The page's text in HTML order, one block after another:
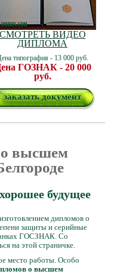
СМОТРЕТЬ ВИДЕО
ДИПЛОМА
типография - 13 000 руб.
ГОЗНАК - 20 000
руб.
заказать документ
высшем
будущее
дипломов о
защиты и серийные
ГОСЗНАК. Со
на этой страничке.
место работы. Особо
о высшем